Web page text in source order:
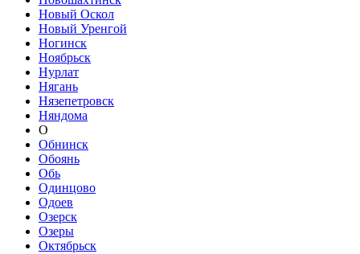
Новый Оскол
Новый Уренгой
Ногинск
Ноябрьск
Нурлат
Нягань
Нязепетровск
Няндома
О
Обнинск
Обоянь
Обь
Одинцово
Одоев
Озерск
Озеры
Октябрьск